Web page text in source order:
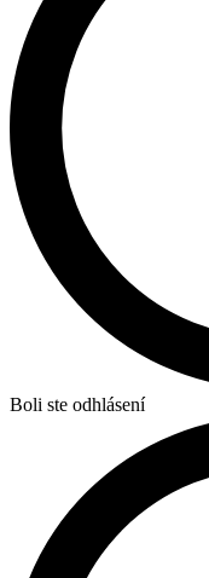
Boli ste odhlásení